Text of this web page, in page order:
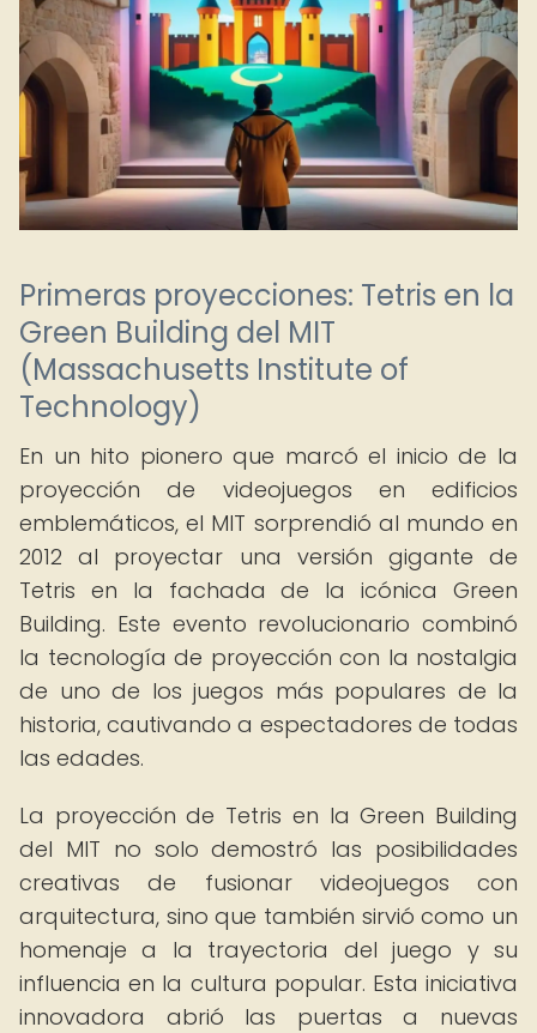
Primeras proyecciones: Tetris en la
Green Building del MIT
(Massachusetts Institute of
Technology)
En un hito pionero que marcó el inicio de la
proyección de videojuegos en edificios
emblemáticos, el MIT sorprendió al mundo en
2012 al proyectar una versión gigante de
Tetris en la fachada de la icónica Green
Building. Este evento revolucionario combinó
la tecnología de proyección con la nostalgia
de uno de los juegos más populares de la
historia, cautivando a espectadores de todas
las edades.
La proyección de Tetris en la Green Building
del MIT no solo demostró las posibilidades
creativas de fusionar videojuegos con
arquitectura, sino que también sirvió como un
homenaje a la trayectoria del juego y su
influencia en la cultura popular. Esta iniciativa
innovadora abrió las puertas a nuevas